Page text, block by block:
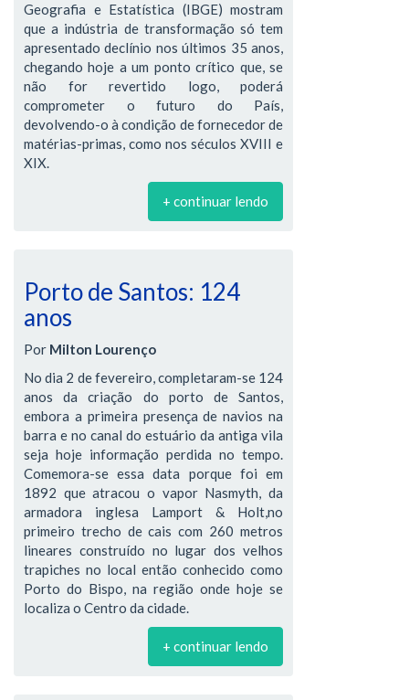
Geografia e Estatística (IBGE) mostram
que a indústria de transformação só tem
apresentado declínio nos últimos 35 anos,
chegando hoje a um ponto crítico que, se
não for revertido logo, poderá
comprometer o futuro do País,
devolvendo-o à condição de fornecedor de
matérias-primas, como nos séculos XVIII e
XIX.
+ continuar lendo
Porto de Santos: 124
anos
Por Milton Lourenço
No dia 2 de fevereiro, completaram-se 124
anos da criação do porto de Santos,
embora a primeira presença de navios na
barra e no canal do estuário da antiga vila
seja hoje informação perdida no tempo.
Comemora-se essa data porque foi em
1892 que atracou o vapor Nasmyth, da
armadora inglesa Lamport & Holt,no
primeiro trecho de cais com 260 metros
lineares construído no lugar dos velhos
trapiches no local então conhecido como
Porto do Bispo, na região onde hoje se
localiza o Centro da cidade.
+ continuar lendo